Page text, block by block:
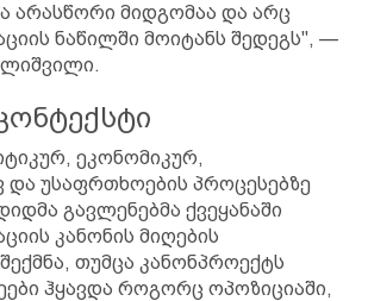
არასწორი მიდგომაა და არც
ნაწილში მოიტანს შედეგს", —
ეკონომიკურ,
უსაფრთხოების პროცესებზე
გავლენებმა ქვეყანაში
კანონის მიღების
თუმცა კანონპროექტს
ჰყავდა როგორც ოპოზიციაში,